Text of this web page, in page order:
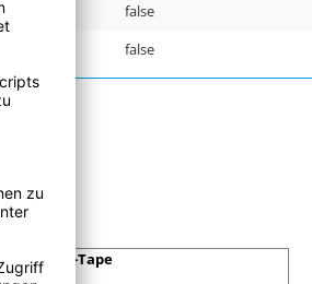
Duct-Tape
false
false